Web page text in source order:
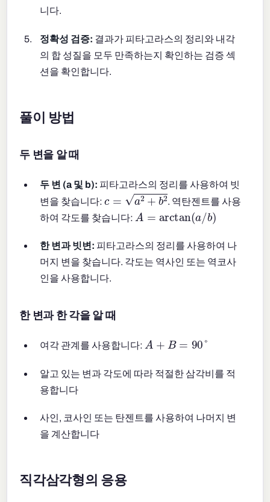
니다.
정확성 검증: 결과가 피타고라스의 정리와 내각
의 합 성질을 모두 만족하는지 확인하는 검증 섹
션을 확인합니다.
풀이 방법
두 변을 알 때
두 변 (a 및 b): 피타고라스의 정리를 사용하여 빗
변을 찾습니다:
+b2
. 역탄젠트를 사용
하여 각도를 찾습니다:
A arctan / )
한 변과 빗변: 피타고라스의 정리를 사용하여 나
머지 변을 찾습니다. 각도는 역사인 또는 역코사
인을 사용합니다.
한 변과 한 각을 알 때
여각 관계를 사용합니다:
A =90 °
알고 있는 변과 각도에 따라 적절한 삼각비를 적
용합니다
사인, 코사인 또는 탄젠트를 사용하여 나머지 변
을 계산합니다
직각삼각형의 응용